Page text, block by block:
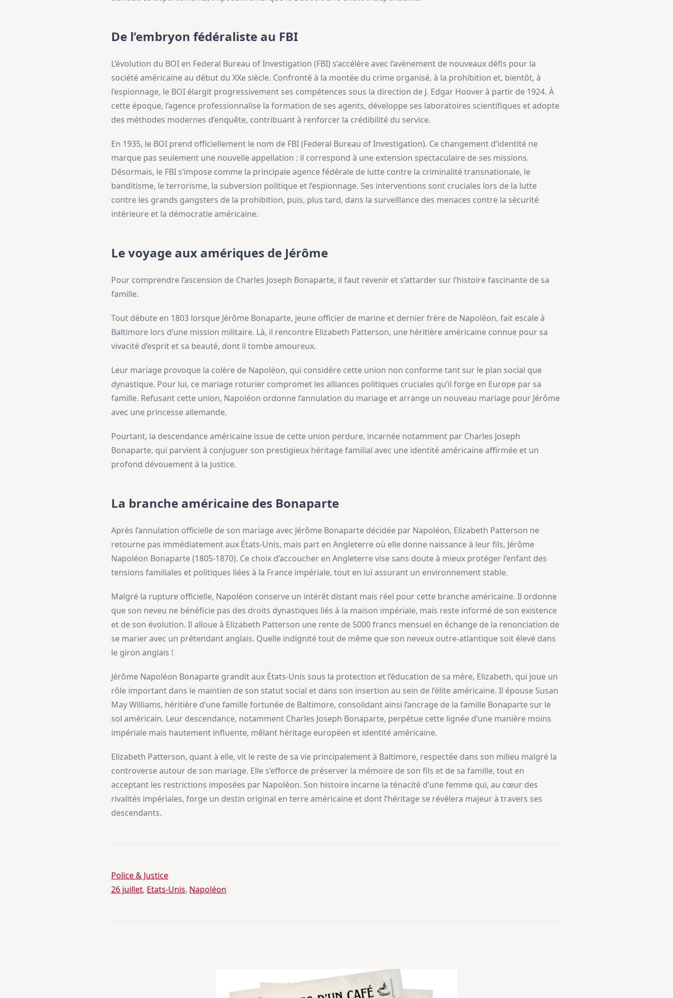
De l’embryon fédéraliste au FBI
L’évolution du BOI en Federal Bureau of Investigation (FBI) s’accélère avec l’avènement de nouveaux défis pour la
société américaine au début du XXe siècle. Confronté à la montée du crime organisé, à la prohibition et, bientôt, à
l’espionnage, le BOI élargit progressivement ses compétences sous la direction de J. Edgar Hoover à partir de 1924. À
cette époque, l’agence professionnalise la formation de ses agents, développe ses laboratoires scientifiques et adopte
des méthodes modernes d’enquête, contribuant à renforcer la crédibilité du service.
En 1935, le BOI prend officiellement le nom de FBI (Federal Bureau of Investigation). Ce changement d’identité ne
marque pas seulement une nouvelle appellation : il correspond à une extension spectaculaire de ses missions.
Désormais, le FBI s’impose comme la principale agence fédérale de lutte contre la criminalité transnationale, le
banditisme, le terrorisme, la subversion politique et l’espionnage. Ses interventions sont cruciales lors de la lutte
contre les grands gangsters de la prohibition, puis, plus tard, dans la surveillance des menaces contre la sécurité
intérieure et la démocratie américaine.
Le voyage aux amériques de Jérôme
Pour comprendre l’ascension de Charles Joseph Bonaparte, il faut revenir et s’attarder sur l’histoire fascinante de sa
famille.
Tout débute en 1803 lorsque Jérôme Bonaparte, jeune officier de marine et dernier frère de Napoléon, fait escale à
Baltimore lors d’une mission militaire. Là, il rencontre Elizabeth Patterson, une héritière américaine connue pour sa
vivacité d’esprit et sa beauté, dont il tombe amoureux.
Leur mariage provoque la colère de Napoléon, qui considère cette union non conforme tant sur le plan social que
dynastique. Pour lui, ce mariage roturier compromet les alliances politiques cruciales qu’il forge en Europe par sa
famille. Refusant cette union, Napoléon ordonne l’annulation du mariage et arrange un nouveau mariage pour Jérôme
avec une princesse allemande.
Pourtant, la descendance américaine issue de cette union perdure, incarnée notamment par Charles Joseph
Bonaparte, qui parvient à conjuguer son prestigieux héritage familial avec une identité américaine affirmée et un
profond dévouement à la justice.
La branche américaine des Bonaparte
Après l’annulation officielle de son mariage avec Jérôme Bonaparte décidée par Napoléon, Elizabeth Patterson ne
retourne pas immédiatement aux États-Unis, mais part en Angleterre où elle donne naissance à leur fils, Jérôme
Napoléon Bonaparte (1805-1870). Ce choix d’accoucher en Angleterre vise sans doute à mieux protéger l’enfant des
tensions familiales et politiques liées à la France impériale, tout en lui assurant un environnement stable.
Malgré la rupture officielle, Napoléon conserve un intérêt distant mais réel pour cette branche américaine. Il ordonne
que son neveu ne bénéficie pas des droits dynastiques liés à la maison impériale, mais reste informé de son existence
et de son évolution. Il alloue à Elizabeth Patterson une rente de 5000 francs mensuel en échange de la renonciation de
se marier avec un prétendant anglais. Quelle indignité tout de même que son neveux outre-atlantique soit élevé dans
le giron anglais !
Jérôme Napoléon Bonaparte grandit aux États-Unis sous la protection et l’éducation de sa mère, Elizabeth, qui joue un
rôle important dans le maintien de son statut social et dans son insertion au sein de l’élite américaine. Il épouse Susan
May Williams, héritière d’une famille fortunée de Baltimore, consolidant ainsi l’ancrage de la famille Bonaparte sur le
sol américain. Leur descendance, notamment Charles Joseph Bonaparte, perpétue cette lignée d’une manière moins
impériale mais hautement influente, mêlant héritage européen et identité américaine.
Elizabeth Patterson, quant à elle, vit le reste de sa vie principalement à Baltimore, respectée dans son milieu malgré la
controverse autour de son mariage. Elle s’efforce de préserver la mémoire de son fils et de sa famille, tout en
acceptant les restrictions imposées par Napoléon. Son histoire incarne la ténacité d’une femme qui, au cœur des
rivalités impériales, forge un destin original en terre américaine et dont l’héritage se révélera majeur à travers ses
descendants.
Police & Justice
26 juillet, Etats-Unis, Napoléon